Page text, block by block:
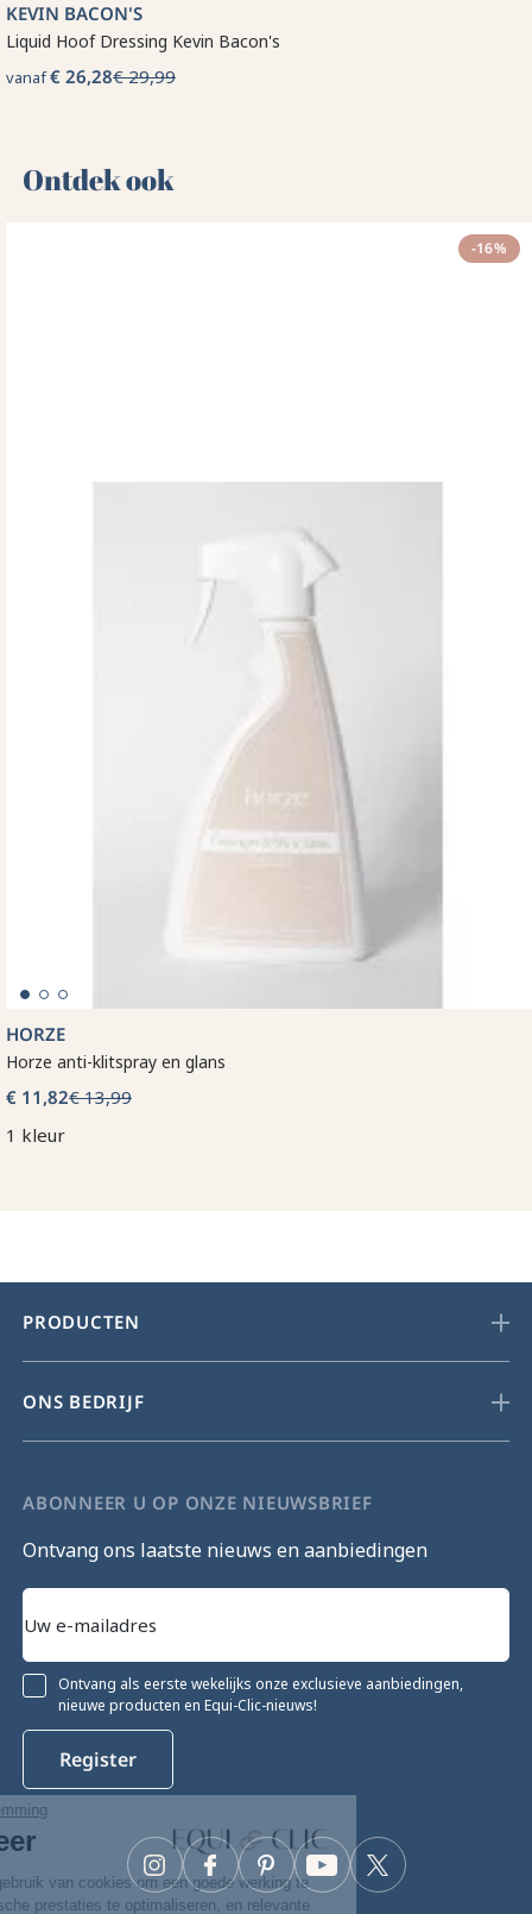
Ga door zonder toestemming
Cookiebeheer
Onze website maakt gebruik van cookies om een goede werking te
garanderen, de technische prestaties te optimaliseren, en relevante
KEVIN BACON'S
Liquid Hoof Dressing Kevin Bacon's
vanaf€ 26,28€ 29,99
Ontdek ook 🌻
-16%
HORZE
Horze anti-klitspray en glans
€ 11,82€ 13,99
1 kleur
PRODUCTEN
ONS BEDRIJF
ABONNEER U OP ONZE NIEUWSBRIEF
Ontvang ons laatste nieuws en aanbiedingen
Ontvang als eerste wekelijks onze exclusieve aanbiedingen,
nieuwe producten en Equi-Clic-nieuws!
Register
Facebook Twitter
YouTube
Pinterest
Instagram